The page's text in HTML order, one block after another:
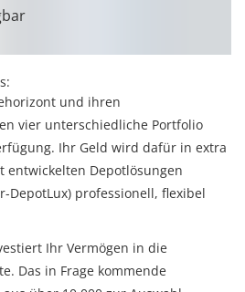
und ihren
vier unterschiedliche Portfolio
Ihr Geld wird dafür in extra
entwickelten Depotlösungen
DepotLux) professionell, flexibel
Ihr Vermögen in die
Das in Frage kommende